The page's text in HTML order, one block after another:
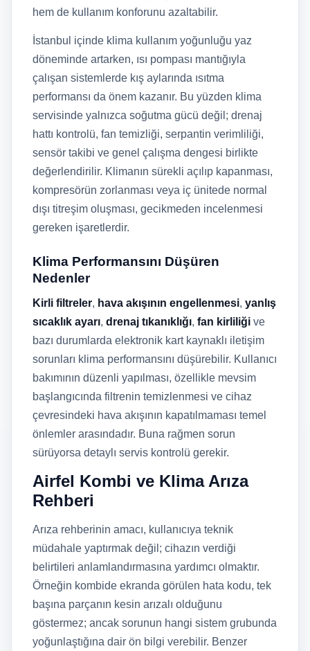
hem de kullanım konforunu azaltabilir.
İstanbul içinde klima kullanım yoğunluğu yaz
döneminde artarken, ısı pompası mantığıyla
çalışan sistemlerde kış aylarında ısıtma
performansı da önem kazanır. Bu yüzden klima
servisinde yalnızca soğutma gücü değil; drenaj
hattı kontrolü, fan temizliği, serpantin verimliliği,
sensör takibi ve genel çalışma dengesi birlikte
değerlendirilir. Klimanın sürekli açılıp kapanması,
kompresörün zorlanması veya iç ünitede normal
dışı titreşim oluşması, gecikmeden incelenmesi
gereken işaretlerdir.
Klima Performansını Düşüren
Nedenler
Kirli filtreler, hava akışının engellenmesi, yanlış
sıcaklık ayarı, drenaj tıkanıklığı, fan kirliliği ve
bazı durumlarda elektronik kart kaynaklı iletişim
sorunları klima performansını düşürebilir. Kullanıcı
bakımının düzenli yapılması, özellikle mevsim
başlangıcında filtrenin temizlenmesi ve cihaz
çevresindeki hava akışının kapatılmaması temel
önlemler arasındadır. Buna rağmen sorun
sürüyorsa detaylı servis kontrolü gerekir.
Airfel Kombi ve Klima Arıza
Rehberi
Arıza rehberinin amacı, kullanıcıya teknik
müdahale yaptırmak değil; cihazın verdiği
belirtileri anlamlandırmasına yardımcı olmaktır.
Örneğin kombide ekranda görülen hata kodu, tek
başına parçanın kesin arızalı olduğunu
göstermez; ancak sorunun hangi sistem grubunda
yoğunlaştığına dair ön bilgi verebilir. Benzer